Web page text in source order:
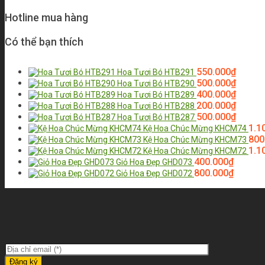
Hotline mua hàng
Có thể bạn thích
Hoa Tươi Bó HTB291 550.000₫
Hoa Tươi Bó HTB290 500.000₫
Hoa Tươi Bó HTB289 400.000₫
Hoa Tươi Bó HTB288 200.000₫
Hoa Tươi Bó HTB287 500.000₫
Kệ Hoa Chúc Mừng KHCM74
Kệ Hoa Chúc Mừng KHCM73
Kệ Hoa Chúc Mừng KHCM72
Giỏ Hoa Đẹp GHD073 400.000₫
Giỏ Hoa Đẹp GHD072 800.000₫